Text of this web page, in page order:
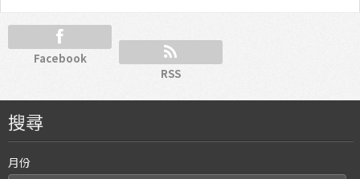
Facebook
RSS
搜尋
月份